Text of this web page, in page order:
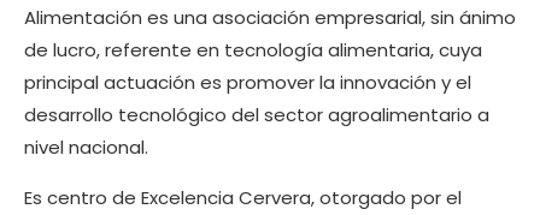
Alimentación es una asociación empresarial, sin ánimo
de lucro, referente en tecnología alimentaria, cuya
principal actuación es promover la innovación y el
desarrollo tecnológico del sector agroalimentario a
nivel nacional.
Es centro de Excelencia Cervera, otorgado por el